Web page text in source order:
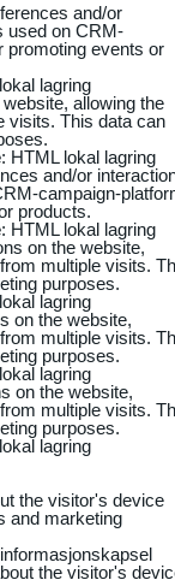
and/or
used on CRM-
promoting events or
lagring
allowing the
visits. This data can
: HTML lokal lagring
and/or
campaign-
products.
: HTML lokal lagring
on the website,
multiple visits.
purposes.
lagring
on the website,
multiple visits.
purposes.
lagring
on the website,
multiple visits.
purposes.
lagring
the visitor's device
and marketing
the visitor's